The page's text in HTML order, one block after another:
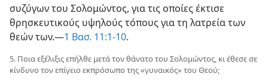
συζύγων του Σολομώντος, για τις οποίες έκτισε
θρησκευτικούς υψηλούς τόπους για τη λατρεία των
θεών των.​—1 Βασ. 11:1-10.
5. Ποια εξέλιξις επήλθε μετά τον θάνατο του Σολομώντος, κι έθεσε σε
κίνδυνο τον επίγειο εκπρόσωπο της «γυναικός» του Θεού;